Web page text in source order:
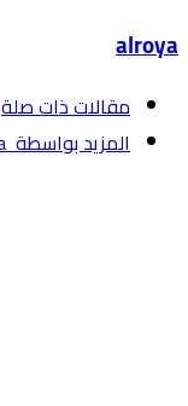
alroya
‫مقالات ذات صلة‬
‫‫المزيد بواسطة‬ ‬ alroya